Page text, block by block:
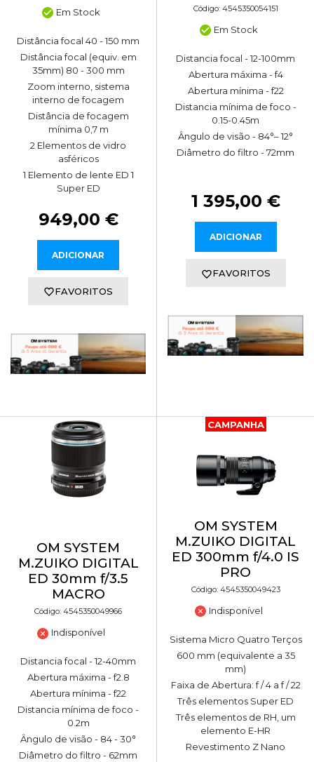
Em Stock
Distância focal 40 - 150 mm
Distância focal (equiv. em
35mm) 80 - 300 mm
Zoom interno, sistema
interno de focagem
Distância de focagem
mínima 0,7 m
2 Elementos de vidro
asféricos
1 Elemento de lente ED 1
Super ED
949,00 €
ADICIONAR
FAVORITOS
Código: 4545350054151
Em Stock
Distancia focal - 12-100mm
Abertura máxima - f4
Abertura mínima - f22
Distancia mínima de foco -
0.15-0.45m
Ângulo de visão - 84°– 12°
Diâmetro do filtro - 72mm
1 395,00 €
ADICIONAR
FAVORITOS
OM SYSTEM
M.ZUIKO DIGITAL
ED 30mm f/3.5
MACRO
Código: 4545350049966
Indisponível
Distancia focal - 12-40mm
Abertura máxima - f2.8
Abertura mínima - f22
Distancia mínima de foco -
0.2m
Ângulo de visão - 84 - 30°
Diâmetro do filtro - 62mm
CAMPANHA
OM SYSTEM
M.ZUIKO DIGITAL
ED 300mm f/4.0 IS
PRO
Código: 4545350049423
Indisponível
Sistema Micro Quatro Terços
600 mm (equivalente a 35
mm)
Faixa de Abertura: f / 4 a f / 22
Três elementos Super ED
Três elementos de RH, um
elemento E-HR
Revestimento Z Nano